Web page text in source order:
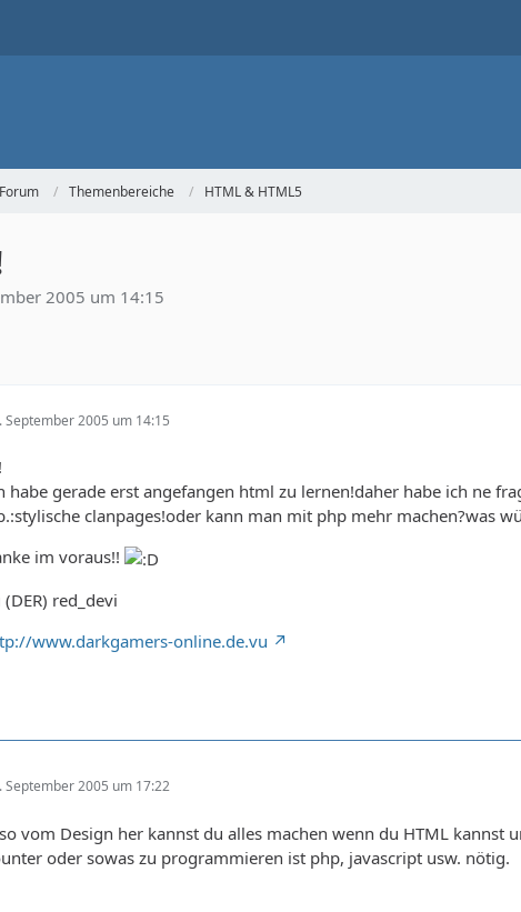
Forum Themenbereiche HTML & HTML5
2005 um 14:15
September 2005 um 14:15
habe gerade erst angefangen html zu lernen!daher habe ich ne
clanpages!oder kann man mit php mehr machen?was
im voraus!!
(DER) red_devi
www.darkgamers-online.de.vu
September 2005 um 17:22
vom Design her kannst du alles machen wenn du HTML
oder sowas zu programmieren ist php, javascript usw. nötig.